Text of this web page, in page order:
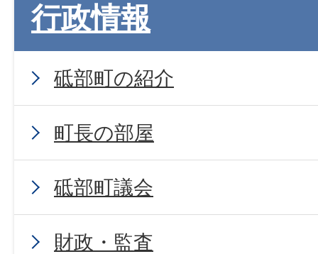
行政情報
砥部町の紹介
町長の部屋
砥部町議会
財政・監査